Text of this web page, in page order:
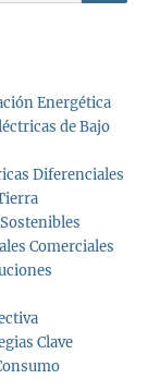
Energética
de Bajo
Diferenciales
Comerciales
Clave